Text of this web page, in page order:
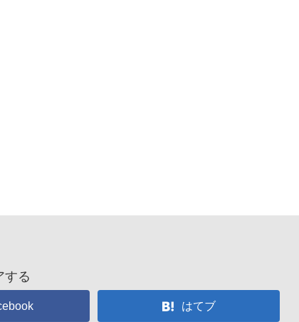
する
はてブ